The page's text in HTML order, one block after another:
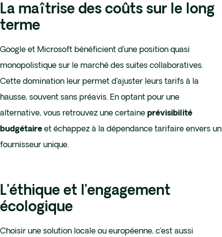
La maîtrise des coûts sur le long
terme
Google et Microsoft bénéficient d’une position quasi
monopolistique sur le marché des suites collaboratives.
Cette domination leur permet d’ajuster leurs tarifs à la
hausse, souvent sans préavis. En optant pour une
alternative, vous retrouvez une certaine prévisibilité
budgétaire et échappez à la dépendance tarifaire envers un
fournisseur unique.
L’éthique et l’engagement
écologique
Choisir une solution locale ou européenne, c’est aussi